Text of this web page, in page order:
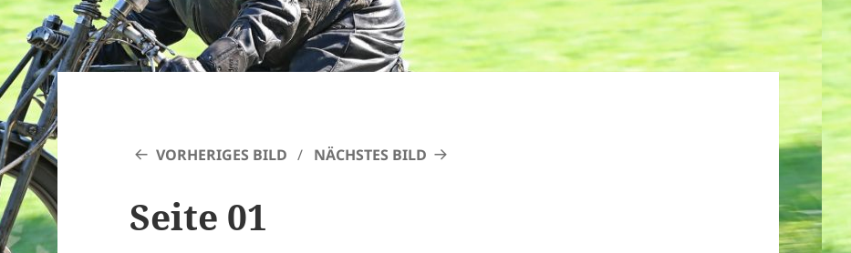
VORHERIGES BILD NÄCHSTES BILD
Seite 01